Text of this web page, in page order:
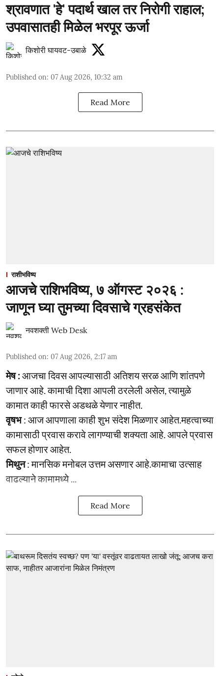
श्रावणात 'हे' पदार्थ खाल तर निरोगी राहाल;
उपवासातही मिळेल भरपूर ऊर्जा
किशोरी घायवट-उबाळे
Published on: 07 Aug 2026, 10:32 am
Read More
राशीभविष्य
आजचे राशिभविष्य, ७ ऑगस्ट २०२६ :
जाणून घ्या तुमच्या दिवसाचे ग्रहसंकेत
नवशक्ती Web Desk
Published on: 07 Aug 2026, 2:17 am
मेष :आजचा दिवस आपल्यासाठी अतिशय सरळ आणि शांतपणे
जाणार आहे. कामाची दिशा आपली ठरलेली असेल, त्यामुळे
कामात काही फारसे अडथळे येणार नाहीत.
वृषभ: आज आपणाला काही शुभ संदेश मिळणार आहेत.महत्वाच्या
कामासाठी प्रवास करावे लागण्याची शक्यता आहे. आपले प्रवास
सफल होणार आहेत.
मिथुन: मानसिक मनोबल उत्तम असणार आहे.कामाचा उत्साह
वाढल्याने कामामध्ये ...
Read More